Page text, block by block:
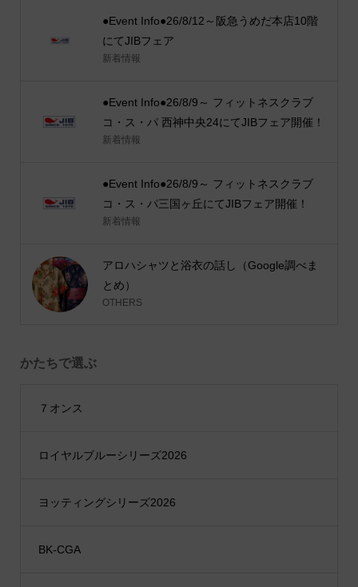
●Event Info●26/8/12～阪急うめだ本店10階
にてJIBフェア
新着情報
●Event Info●26/8/9～ フィットネスクラブ
コ・ス・パ 西神中央24にてJIBフェア開催！
新着情報
●Event Info●26/8/9～ フィットネスクラブ
コ・ス・パ三国ヶ丘にてJIBフェア開催！
新着情報
アロハシャツと浴衣の話し（Google調べま
とめ）
OTHERS
かたちで選ぶ
７オンス
ロイヤルブルーシリーズ2026
ヨッティングシリーズ2026
BK-CGA